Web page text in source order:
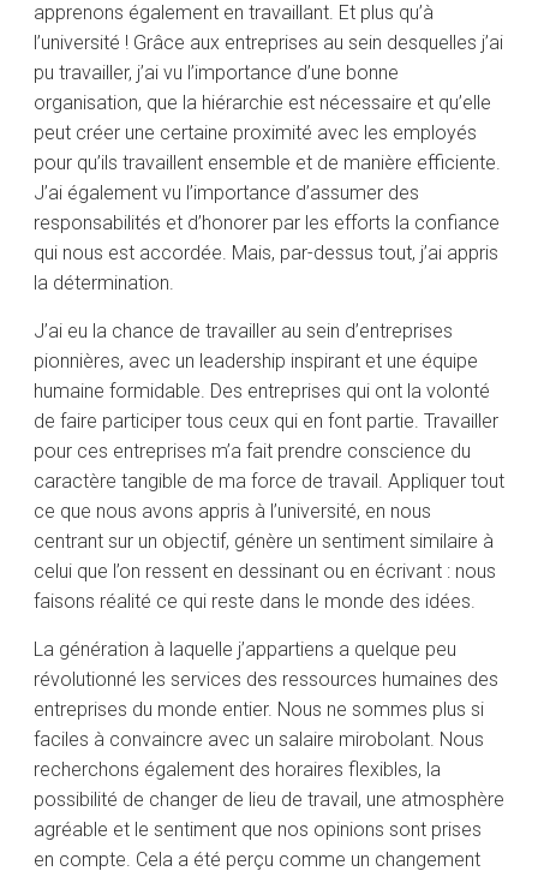
apprenons également en travaillant. Et plus qu’à
l’université ! Grâce aux entreprises au sein desquelles j’ai
pu travailler, j’ai vu l’importance d’une bonne
organisation, que la hiérarchie est nécessaire et qu’elle
peut créer une certaine proximité avec les employés
pour qu’ils travaillent ensemble et de manière efficiente.
J’ai également vu l’importance d’assumer des
responsabilités et d’honorer par les efforts la confiance
qui nous est accordée. Mais, par-dessus tout, j’ai appris
la détermination.
J’ai eu la chance de travailler au sein d’entreprises
pionnières, avec un leadership inspirant et une équipe
humaine formidable. Des entreprises qui ont la volonté
de faire participer tous ceux qui en font partie. Travailler
pour ces entreprises m’a fait prendre conscience du
caractère tangible de ma force de travail. Appliquer tout
ce que nous avons appris à l’université, en nous
centrant sur un objectif, génère un sentiment similaire à
celui que l’on ressent en dessinant ou en écrivant : nous
faisons réalité ce qui reste dans le monde des idées.
La génération à laquelle j’appartiens a quelque peu
révolutionné les services des ressources humaines des
entreprises du monde entier. Nous ne sommes plus si
faciles à convaincre avec un salaire mirobolant. Nous
recherchons également des horaires flexibles, la
possibilité de changer de lieu de travail, une atmosphère
agréable et le sentiment que nos opinions sont prises
en compte. Cela a été perçu comme un changement